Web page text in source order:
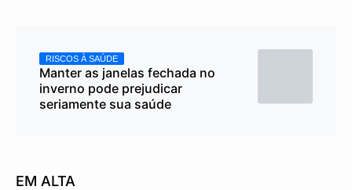
RISCOS À SAÚDE
Manter as janelas fechada no
inverno pode prejudicar
seriamente sua saúde
EM ALTA